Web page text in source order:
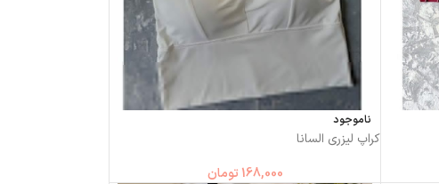
ناموجود
کراپ لیزری السانا
168,000 تومان